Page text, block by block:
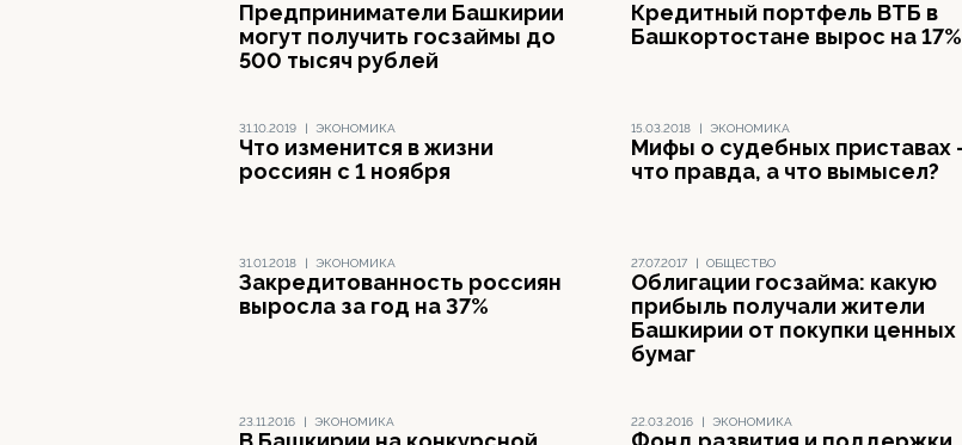
Предприниматели Башкирии
могут получить госзаймы до
500 тысяч рублей
Кредитный портфель ВТБ в
Башкортостане вырос на 17%
31.10.2019 | ЭКОНОМИКА
Что изменится в жизни
россиян с 1 ноября
15.03.2018 | ЭКОНОМИКА
Мифы о судебных приставах -
что правда, а что вымысел?
31.01.2018 | ЭКОНОМИКА
Закредитованность россиян
выросла за год на 37%
27.07.2017 | ОБЩЕСТВО
Облигации госзайма: какую
прибыль получали жители
Башкирии от покупки ценных
бумаг
23.11.2016 | ЭКОНОМИКА 22.03.2016 | ЭКОНОМИКА